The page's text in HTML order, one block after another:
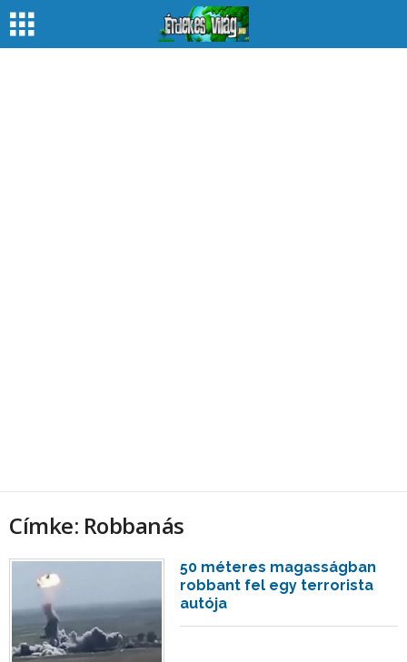
Címke: Robbanás
50 méteres magasságban
robbant fel egy terrorista
autója